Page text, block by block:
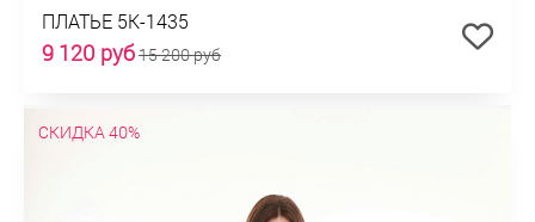
ПЛАТЬЕ 5К-1435
9 120 руб15 200 руб
СКИДКА 40%